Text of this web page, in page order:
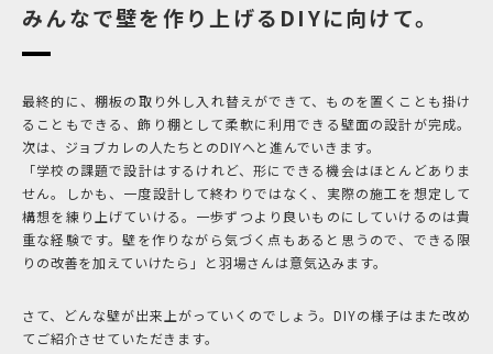
みんなで壁を作り上げるDIYに向けて。
最終的に、棚板の取り外し入れ替えができて、ものを置くことも掛け
ることもできる、飾り棚として柔軟に利用できる壁面の設計が完成。
次は、ジョブカレの人たちとのDIYへと進んでいきます。
「学校の課題で設計はするけれど、形にできる機会はほとんどありま
せん。しかも、一度設計して終わりではなく、実際の施工を想定して
構想を練り上げていける。一歩ずつより良いものにしていけるのは貴
重な経験です。壁を作りながら気づく点もあると思うので、できる限
りの改善を加えていけたら」と羽場さんは意気込みます。
さて、どんな壁が出来上がっていくのでしょう。DIYの様子はまた改め
てご紹介させていただきます。